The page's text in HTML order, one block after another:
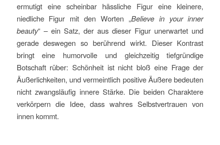
ermutigt eine scheinbar hässliche Figur eine kleinere,
niedliche Figur mit den Worten „Believe in your inner
beauty“ – ein Satz, der aus dieser Figur unerwartet und
gerade deswegen so berührend wirkt. Dieser Kontrast
bringt eine humorvolle und gleichzeitig tiefgründige
Botschaft rüber: Schönheit ist nicht bloß eine Frage der
Äußerlichkeiten, und vermeintlich positive Äußere bedeuten
nicht zwangsläufig innere Stärke. Die beiden Charaktere
verkörpern die Idee, dass wahres Selbstvertrauen von
innen kommt.